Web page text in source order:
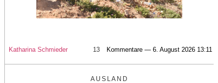
Katharina Schmieder 13 Kommentare — 6. August 2026 13:11
AUSLAND